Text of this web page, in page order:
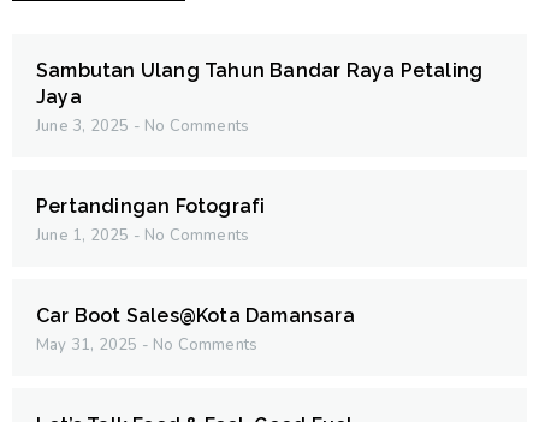
Sambutan Ulang Tahun Bandar Raya Petaling
Jaya
June 3, 2025 No Comments
Pertandingan Fotografi
June 1, 2025 No Comments
Car Boot Sales@Kota Damansara
May 31, 2025 No Comments